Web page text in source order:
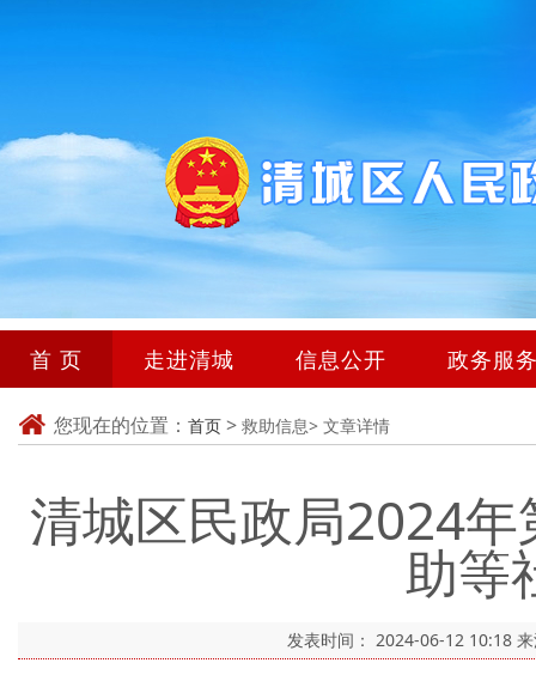
首 页 走进清城 信息公开 政务服
您现在的位置： 首页 > 救助信息> 文章详情
清城区民政局2024
助等
发表时间： 2024-06-12 10:18